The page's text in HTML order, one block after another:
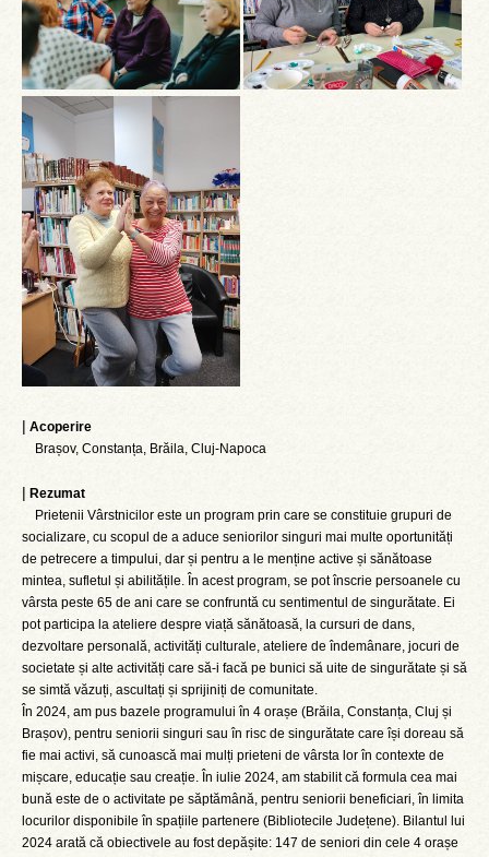
| Acoperire
Brașov, Constanța, Brăila, Cluj-Napoca
| Rezumat
Prietenii Vârstnicilor este un program prin care se constituie grupuri de
socializare, cu scopul de a aduce seniorilor singuri mai multe oportunități
de petrecere a timpului, dar și pentru a le menține active și sănătoase
mintea, sufletul și abilitățile. În acest program, se pot înscrie persoanele cu
vârsta peste 65 de ani care se confruntă cu sentimentul de singurătate. Ei
pot participa la ateliere despre viață sănătoasă, la cursuri de dans,
dezvoltare personală, activități culturale, ateliere de îndemânare, jocuri de
societate și alte activități care să-i facă pe bunici să uite de singurătate și să
se simtă văzuți, ascultați și sprijiniți de comunitate.
În 2024, am pus bazele programului în 4 orașe (Brăila, Constanța, Cluj și
Brașov), pentru seniorii singuri sau în risc de singurătate care își doreau să
fie mai activi, să cunoască mai mulți prieteni de vârsta lor în contexte de
mișcare, educație sau creație. În iulie 2024, am stabilit că formula cea mai
bună este de o activitate pe săptămână, pentru seniorii beneficiari, în limita
locurilor disponibile în spațiile partenere (Bibliotecile Județene). Bilantul lui
2024 arată că obiectivele au fost depășite: 147 de seniori din cele 4 orașe